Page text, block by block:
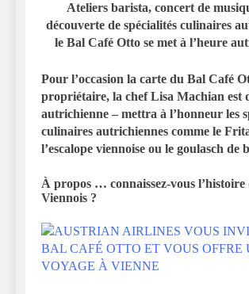
Ateliers barista, concert de
découverte de spécialités culinaires
le Bal Café Otto se met à l’heure
Pour l’occasion la carte du Bal Café
propriétaire, la chef Lisa Machian est
autrichienne – mettra à l’honneur les
culinaires autrichiennes comme le
l’escalope viennoise ou le goulasch de
À propos … connaissez-vous l’histoire
Viennois ?